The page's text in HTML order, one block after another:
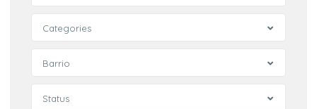
Categories
Barrio
Status